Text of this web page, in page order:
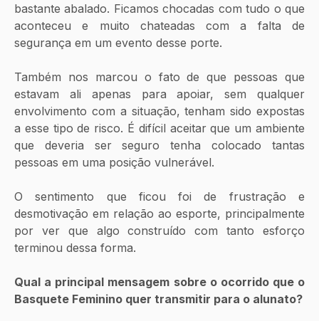
bastante abalado. Ficamos chocadas com tudo o que
aconteceu e muito chateadas com a falta de
segurança em um evento desse porte.
Também nos marcou o fato de que pessoas que
estavam ali apenas para apoiar, sem qualquer
envolvimento com a situação, tenham sido expostas
a esse tipo de risco. É difícil aceitar que um ambiente
que deveria ser seguro tenha colocado tantas
pessoas em uma posição vulnerável.
O sentimento que ficou foi de frustração e
desmotivação em relação ao esporte, principalmente
por ver que algo construído com tanto esforço
terminou dessa forma.
Qual a principal mensagem sobre o ocorrido que o
Basquete Feminino quer transmitir para o alunato?